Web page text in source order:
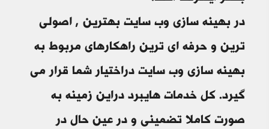
در بهینه سازی وب سایت بهترین , اصولی
ترین و حرفه ای ترین راهکارهای مربوط به
بهینه سازی وب سایت دراختیار شما قرار می
گیرد. کل خدمات هایبرد دراین زمینه به
صورت کاملا تضمینی و در عین حال در